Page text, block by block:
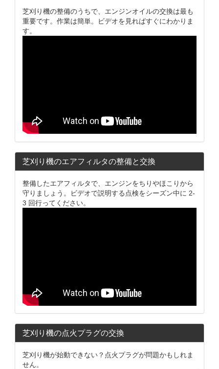
芝刈り機の整備のうちで、エンジンオイルの交換は最も
重要です。作業は簡単。ビデオを見ればすぐにわかりま
す。
芝刈り機のエアフィルタの整備と交換
整備したエアフィルタで、エンジンをちりやほこりから
守りましょう。ビデオで説明する点検をシーズン中に 2-
3 回行ってください。
芝刈り機の点火プラグの交換
芝刈り機が始動できない？点火プラグが問題かもしれま
せん。